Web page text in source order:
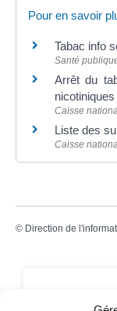
Pour en savoir
Tabac info
Santé
Arrêt du
nicotiniques
Caisse
Liste des
Caisse
© Direction de